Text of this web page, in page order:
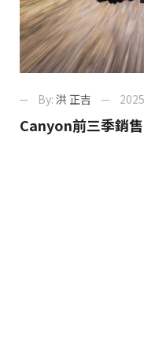
By: 洪 正吉
Canyon前三季銷